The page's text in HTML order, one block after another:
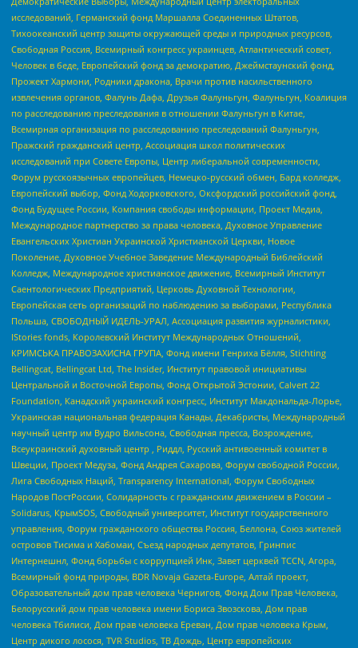
исследований, Германский фонд Маршалла Соединенных Штатов,
Тихоокеанский центр защиты окружающей среды и природных ресурсов,
Свободная Россия, Всемирный конгресс украинцев, Атлантический совет,
Человек в беде, Европейский фонд за демократию, Джеймстаунский фонд,
Прожект Хармони, Родники дракона, Врачи против насильственного
извлечения органов, Фалунь Дафа, Друзья Фалуньгун, Фалуньгун, Коалиция
по расследованию преследования в отношении Фалуньгун в Китае,
Всемирная организация по расследованию преследований Фалуньгун,
Пражский гражданский центр, Ассоциация школ политических
исследований при Совете Европы, Центр либеральной современности,
Форум русскоязычных европейцев, Немецко-русский обмен, Бард колледж,
Европейский выбор, Фонд Ходорковского, Оксфордский российский фонд,
Фонд Будущее России, Компания свободы информации, Проект Медиа,
Международное партнерство за права человека, Духовное Управление
Евангельских Христиан Украинской Христианской Церкви, Новое
Поколение, Духовное Учебное Заведение Международный Библейский
Колледж, Международное христианское движение, Всемирный Институт
Саентологических Предприятий, Церковь Духовной Технологии,
Европейская сеть организаций по наблюдению за выборами, Республика
Польша, СВОБОДНЫЙ ИДЕЛЬ-УРАЛ, Ассоциация развития журналистики,
IStories fonds, Королевский Институт Международных Отношений,
КРИМСЬКА ПРАВОЗАХИСНА ГРУПА, Фонд имени Генриха Бёлля, Stichting
Bellingcat, Bellingcat Ltd, The Insider, Институт правовой инициативы
Центральной и Восточной Европы, Фонд Открытой Эстонии, Calvert 22
Foundation, Канадский украинский конгресс, Институт Макдональда-Лорье,
Украинская национальная федерация Канады, Декабристы, Международный
научный центр им Вудро Вильсона, Свободная пресса, Возрождение,
Всеукраинский духовный центр , Риддл, Русский антивоенный комитет в
Швеции, Проект Медуза, Фонд Андрея Сахарова, Форум свободной России,
Лига Свободных Наций, Transparеncy International, Форум Свободных
Народов ПостРоссии, Солидарность с гражданским движением в России –
Solidarus, КрымSOS, Свободный университет, Институт государственного
управления, Форум гражданского общества Россия, Беллона, Союз жителей
островов Тисима и Хабомаи, Съезд народных депутатов, Гринпис
Интернешнл, Фонд борьбы с коррупцией Инк, Завет церквей TCCN, Агора,
Всемирный фонд природы, BDR Novaja Gazeta-Europe, Алтай проект,
Образовательный дом прав человека Чернигов, Фонд Дом Прав Человека,
Белорусский дом прав человека имени Бориса Звозскова, Дом прав
человека Тбилиси, Дом прав человека Ереван, Дом прав человека Крым,
Центр дикого лосося, TVR Studios, ТВ Дождь, Центр европейских